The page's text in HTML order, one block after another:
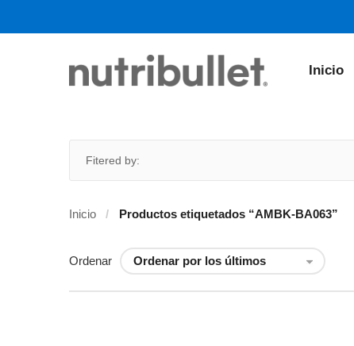
Inicio
Fitered by:
Inicio Productos etiquetados “AMBK-BA063”
Ordenar